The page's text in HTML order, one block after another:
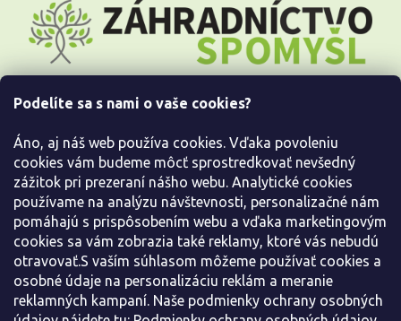
Podelíte sa s nami o vaše cookies?
Áno, aj náš web používa cookies. Vďaka povoleniu
cookies vám budeme môcť sprostredkovať nevšedný
zážitok pri prezeraní nášho webu. Analytické cookies
používame na analýzu návštevnosti, personalizačné nám
pomáhajú s prispôsobením webu a vďaka marketingovým
cookies sa vám zobrazia také reklamy, ktoré vás nebudú
otravovať.S vaším súhlasom môžeme používať cookies a
osobné údaje na personalizáciu reklám a meranie
reklamných kampaní. Naše podmienky ochrany osobných
t
Informácie pre Vás
Kontaktujte nás